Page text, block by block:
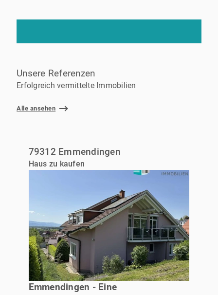
Unsere Referenzen
Erfolgreich vermittelte Immobilien
Alle ansehen
79312 Emmendingen
Haus zu kaufen
VERKAUFT
Emmendingen - Eine